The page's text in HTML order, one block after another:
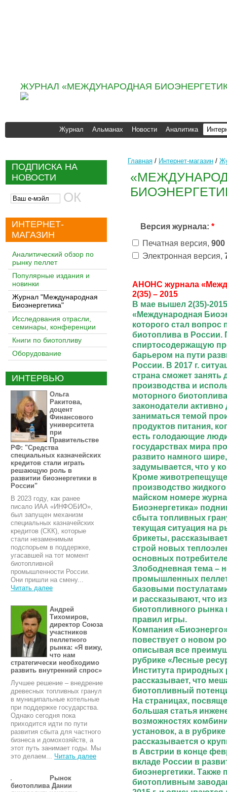
ЖУРНАЛ «МЕЖДУНАРОДНАЯ
Журнал Альманах Новости Аналитика
ПОДПИСКА НА
НОВОСТИ
ИНТЕРНЕТ-
МАГАЗИН
Аналитический обзор по
рынку пеллет
Популярные издания и
новинки
Журнал "Международная
Биоэнергетика"
Исследования отрасли,
семинары, конференции
Книги по биотопливу
Оборудование
ИНТЕРВЬЮ
Ольга
Ракитова,
доцент
Финансового
университета
при
Правительстве
РФ: "Средства
специальных казначейских
кредитов стали играть
решающую роль в
развитии биоэнергетики в
России"
В 2023 году, как ранее
писало ИАА «ИНФОБИО»,
был запущен механизм
специальных казначейских
кредитов (СКК), которые
стали незаменимым
подспорьем в поддержке,
угасавшей на тот момент
биотопливной
промышленности России.
Они пришли на смену...
Читать далее
Андрей
Тихомиров,
директор Союза
участников
пеллетного
рынка: «Я вижу,
что нам
стратегически необходимо
развить внутренний спрос»
Лучшее решение – внедрение
древесных топливных гранул
в муниципальные котельные
при поддержке государства.
Однако сегодня пока
приходится идти по пути
развития сбыта для частного
бизнеса и домохозяйств, а
этот путь занимает годы. Мы
это делаем... Читать далее
Рынок
биотоплива Дании
Главная / Интернет-магазин /
Версия журнала: *
Печатная версия, 900
Электронная версия,
АНОНС журнала
2(35) – 2015
В мае вышел 2(35)-
«Международная
которого стал вопрос
биотоплива в России.
спиртосодержащую
барьером на пути
России. В 2017 г.
страна сможет занять
производства и
моторного
законодатели
заниматься темой
продуктов питания,
есть голодающие
государствах мира
развито намного
задумывается, что у
Кроме
производство
майском номере
Биоэнергетика»
сбыта топливных
текущая ситуация на
брикеты,
строй новых
основных
Злободневная тема –
промышленных
базовыми
и рассказывают, что
биотопливного рынка
правил игры.
Компания
повествует о новом
описывая все
рубрике «Лесные
Института
рассказывает, что
биотопливный
На страницах,
большая статья
возможностях
установок, а в
рассказывается о
в Австрии в конце
вкладе России в
биоэнергетики. Также
биотопливным